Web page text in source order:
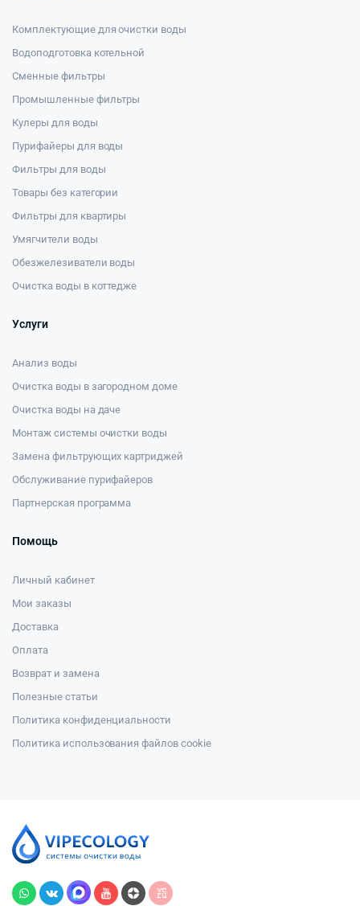
Комплектующие для очистки воды
Водоподготовка котельной
Сменные фильтры
Промышленные фильтры
Кулеры для воды
Пурифайеры для воды
Фильтры для воды
Товары без категории
Фильтры для квартиры
Умягчители воды
Обезжелезиватели воды
Очистка воды в коттедже
Услуги
Анализ воды
Очистка воды в загородном доме
Очистка воды на даче
Монтаж системы очистки воды
Замена фильтрующих картриджей
Обслуживание пурифайеров
Партнерская программа
Помощь
Личный кабинет
Мои заказы
Доставка
Оплата
Возврат и замена
Полезные статьи
Политика конфиденциальности
Политика использования файлов cookie